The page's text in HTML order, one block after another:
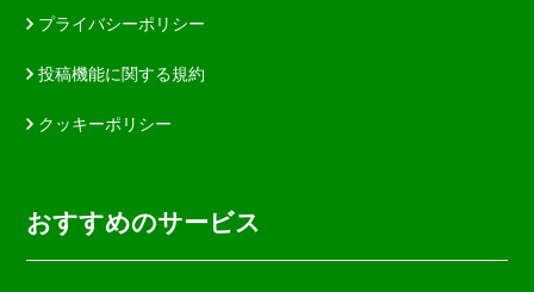
プライバシーポリシー
投稿機能に関する規約
クッキーポリシー
おすすめのサービス